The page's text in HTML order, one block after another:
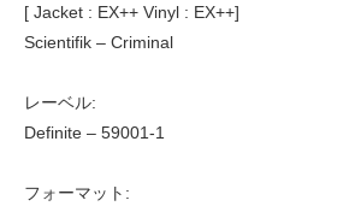
[ Jacket : EX++ Vinyl : EX++]
Scientifik – Criminal
レーベル:
Definite – 59001-1
フォーマット: